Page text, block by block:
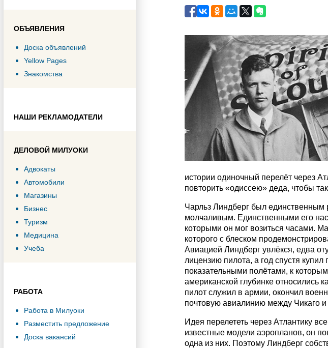
ОБЪЯВЛЕНИЯ
Доска объявлений
Yellow Pages
Знакомства
НАШИ РЕКЛАМОДАТЕЛИ
ДЕЛОВОЙ МИЛУОКИ
Адвокаты
Автомобили
Магазины
Бизнес
Туризм
Медицина
Учеба
РАБОТА
Работа в Милуоки
Разместить предложение
Доска вакансий
истории одиночный перелёт через
повторить «одиссею» деда, чтобы
Чарльз Линдберг был единственным
молчаливым. Единственными его
которыми он мог возиться часами.
которого с блеском
Авиацией Линдберг увлёкся, едва
лицензию пилота, а год спустя
показательными полётами, к
американской глубинке относились
пилот служил в армии, окончил
почтовую авиалинию между Чикаго
Идея перелететь через Атлантику
известные модели аэропланов, он
одна из них. Поэтому Линдберг